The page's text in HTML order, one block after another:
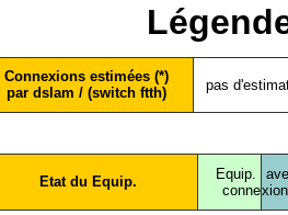
Connexions estimées (*)
par dslam / (switch ftth)
pas
Etat du Equip.
Equip.
conne